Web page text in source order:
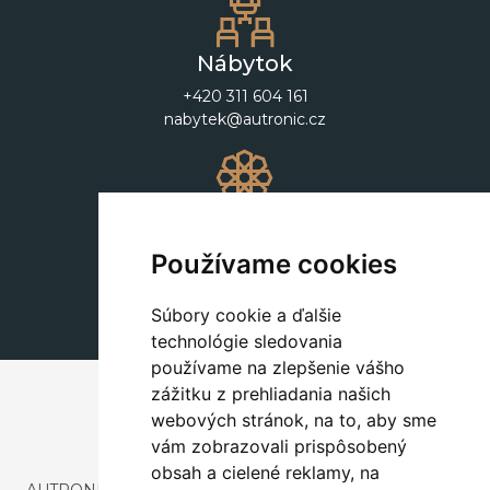
Používame cookies
Súbory cookie a ďalšie
technológie sledovania
používame na zlepšenie vášho
zážitku z prehliadania našich
webových stránok, na to, aby sme
vám zobrazovali prispôsobený
obsah a cielené reklamy, na
Nábytok
+420 311 604 161
nabytek@autronic.cz
+420 311 604 182
dekorace@autronic.cz